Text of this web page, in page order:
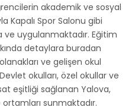
akademik ve sosyal
Kapalı Spor Salonu gibi
uygulanmaktadır. Eğitim
detaylara buradan
ve gelişen okul
okulları, özel okullar ve
eşitliği sağlanan Yalova,
sunmaktadır.